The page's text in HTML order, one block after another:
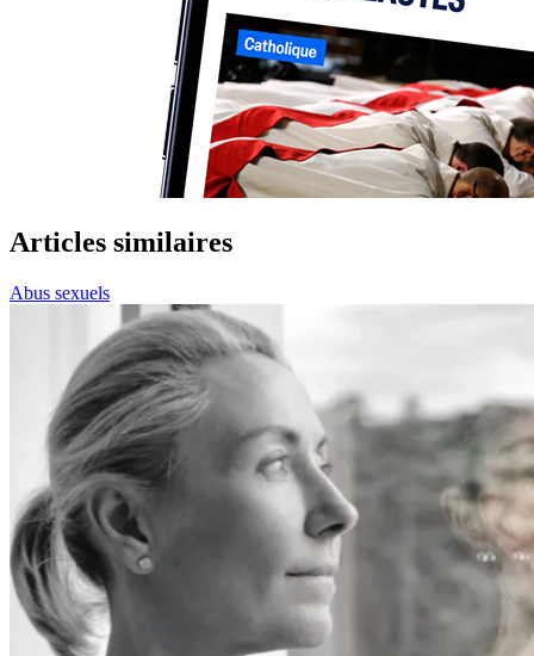
Articles similaires
Abus sexuels